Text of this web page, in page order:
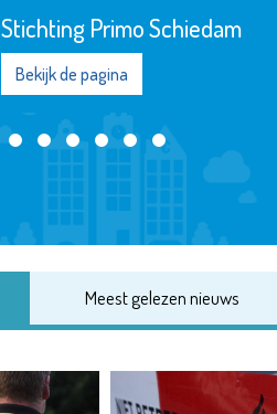
Stichting Primo Schiedam
Bekijk de pagina
Meest gelezen nieuws